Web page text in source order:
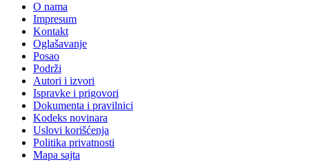
O nama
Impresum
Kontakt
Oglašavanje
Posao
Podrži
Autori i izvori
Ispravke i prigovori
Dokumenta i pravilnici
Kodeks novinara
Uslovi korišćenja
Politika privatnosti
Mapa sajta